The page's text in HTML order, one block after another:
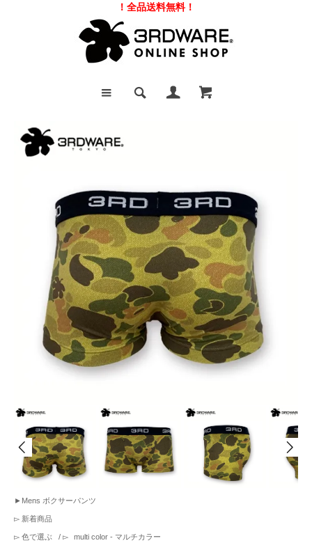
！全品送料無料！
► Mens ボクサーパンツ
▻ 新着商品
▻ 色で選ぶ / ▻ multi color - マルチカラー